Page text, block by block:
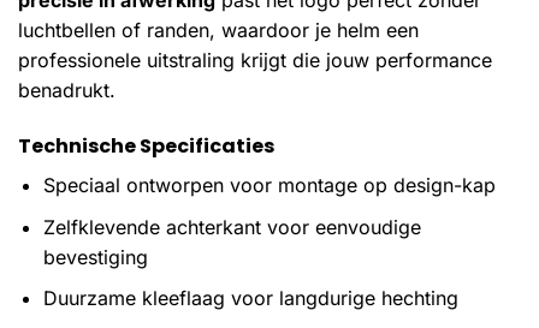
luchtbellen of randen, waardoor je helm een
professionele uitstraling krijgt die jouw performance
benadrukt.
Technische Specificaties
Speciaal ontworpen voor montage op design-kap
Zelfklevende achterkant voor eenvoudige
bevestiging
Duurzame kleeflaag voor langdurige hechting